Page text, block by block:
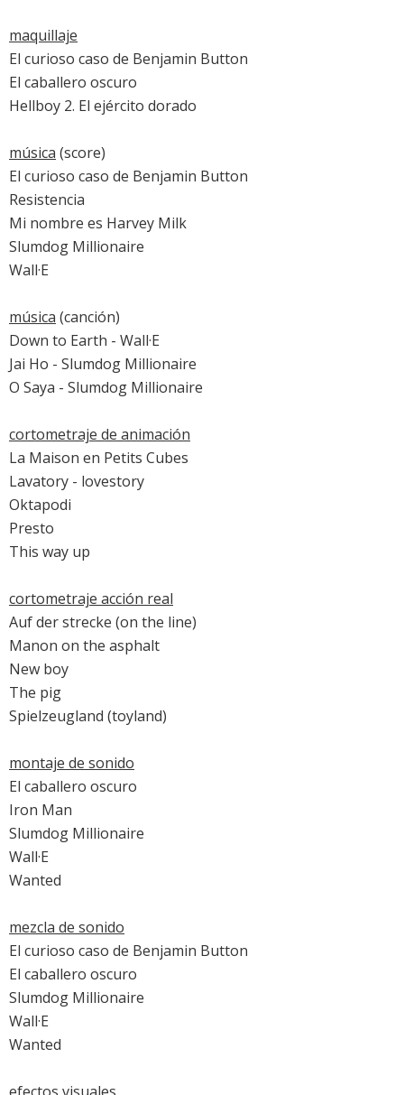
maquillaje
El curioso caso de Benjamin Button
El caballero oscuro
Hellboy 2. El ejército dorado
música (score)
El curioso caso de Benjamin Button
Resistencia
Mi nombre es Harvey Milk
Slumdog Millionaire
Wall·E
música (canción)
Down to Earth - Wall·E
Jai Ho - Slumdog Millionaire
O Saya - Slumdog Millionaire
cortometraje de animación
La Maison en Petits Cubes
Lavatory - lovestory
Oktapodi
Presto
This way up
cortometraje acción real
Auf der strecke (on the line)
Manon on the asphalt
New boy
The pig
Spielzeugland (toyland)
montaje de sonido
El caballero oscuro
Iron Man
Slumdog Millionaire
Wall·E
Wanted
mezcla de sonido
El curioso caso de Benjamin Button
El caballero oscuro
Slumdog Millionaire
Wall·E
Wanted